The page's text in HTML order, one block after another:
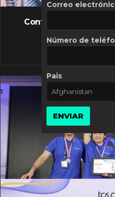
FLASH
Controversia de
10
Correo
Número de
Pais
ENVIAR